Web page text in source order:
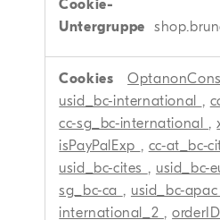
usid_bc-international ,
cc-sg_bc-international ,
isPayPalExp , cc-at_bc-
usid_bc-cites , usid_bc-
sg_bc-ca , usid_bc-apac
international_2 ,orderID